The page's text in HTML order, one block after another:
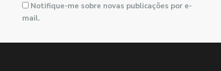
Notifique-me sobre novas publicações por e-
mail.